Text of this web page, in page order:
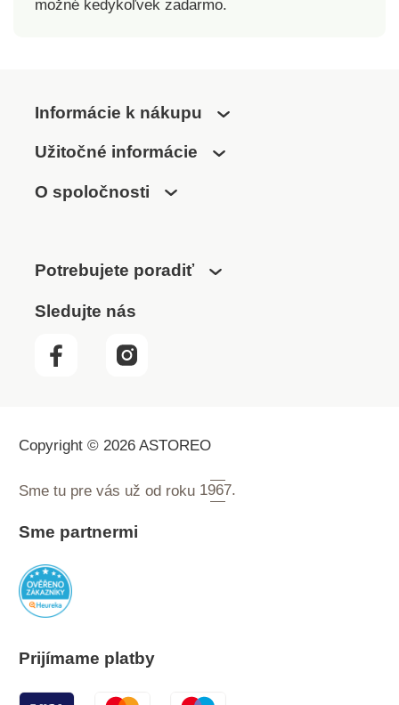
možné kedykoľvek zadarmo.
Informácie k nákupu
Užitočné informácie
O spoločnosti
Potrebujete poradiť
Sledujte nás
Copyright © 2026 ASTOREO
Sme tu pre vás už od roku 1967.
Sme partnermi
Prijímame platby